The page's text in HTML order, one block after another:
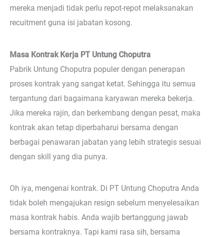
mereka menjadi tidak perlu repot-repot melaksanakan
recuitment guna isi jabatan kosong.
Masa Kontrak Kerja PT Untung Choputra
Pabrik Untung Choputra populer dengan penerapan
proses kontrak yang sangat ketat. Sehingga itu semua
tergantung dari bagaimana karyawan mereka bekerja.
Jika mereka rajin, dan berkembang dengan pesat, maka
kontrak akan tetap diperbaharui bersama dengan
berbagai penawaran jabatan yang lebih strategis sesuai
dengan skill yang dia punya.
Oh iya, mengenai kontrak. Di PT Untung Choputra Anda
tidak boleh mengajukan resign sebelum menyelesaikan
masa kontrak habis. Anda wajib bertanggung jawab
bersama kontraknya. Tapi kami rasa sih, bersama